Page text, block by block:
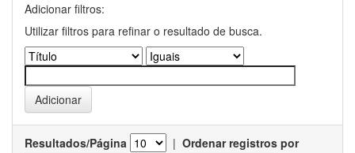
Adicionar filtros:
Utilizar filtros para refinar o resultado de busca.
Resultados/Página | Ordenar registros por